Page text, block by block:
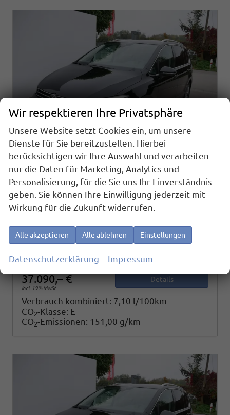
Volkswagen Touran
Comfortline 1.5 TSI DSG COMFORTLINE*ACC*LED*PDC*KAMERA*NAVI*SHZ* 7-SITZER 17-ZOLL
sofort lieferbar Fahrzeug mit Tageszulassung
KraftstoffBenzin Außenfarbe
Leistung110 kW (150 PS) Kilometerstand10 km
01.06.2026
37.090,– €
incl. 19% MwSt.
Details
Verbrauch kombiniert: 7,10 l/100km
CO2-Klasse: E
CO2-Emissionen: 151,00 g/km
Wir respektieren Ihre Privatsphäre
Unsere Website setzt Cookies ein, um unsere
Dienste für Sie bereitzustellen. Hierbei
berücksichtigen wir Ihre Auswahl und verarbeiten
nur die Daten für Marketing, Analytics und
Personalisierung, für die Sie uns Ihr Einverständnis
geben. Sie können Ihre Einwilligung jederzeit mit
Wirkung für die Zukunft widerrufen.
Alle akzeptieren Alle ablehnen Einstellungen
Datenschutzerklärung Impressum